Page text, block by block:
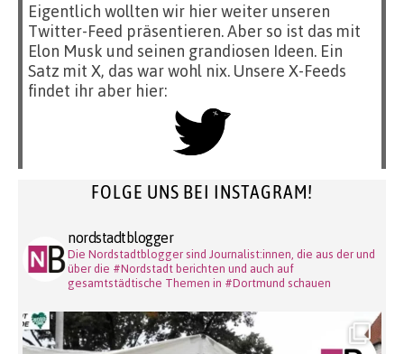
Eigentlich wollten wir hier weiter unseren
Twitter-Feed präsentieren. Aber so ist das mit
Elon Musk und seinen grandiosen Ideen. Ein
Satz mit X, das war wohl nix. Unsere X-Feeds
findet ihr aber hier:
FOLGE UNS BEI INSTAGRAM!
nordstadtblogger
Die Nordstadtblogger sind Journalist:innen, die aus der und
über die #Nordstadt berichten und auch auf
gesamtstädtische Themen in #Dortmund schauen